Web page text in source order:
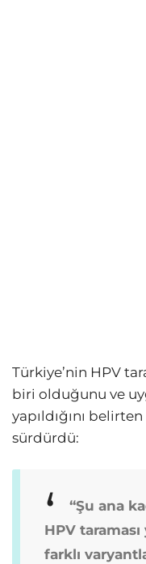
Türkiye’nin HPV
biri olduğunu ve
yapıldığını
sürdürdü:
“Şu ana
HPV
farklı